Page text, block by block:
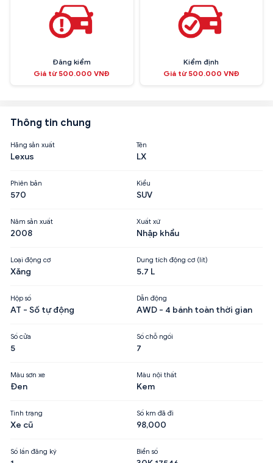
Đăng kiểm
Giá từ 500.000 VNĐ
Kiểm định
Giá từ 500.000 VNĐ
Thông tin chung
Hãng sản xuất
Lexus
Tên
LX
Phiên bản
570
Kiểu
SUV
Năm sản xuất
2008
Xuất xứ
Nhập khẩu
Loại động cơ
Xăng
Dung tích động cơ (lít)
5.7 L
Hộp số
AT - Số tự động
Dẫn động
AWD - 4 bánh toàn thời gian
Số cửa
5
Số chỗ ngồi
7
Màu sơn xe
Đen
Màu nội thất
Kem
Tình trạng
Xe cũ
Số km đã đi
98,000
Số lần đăng ký Biển số